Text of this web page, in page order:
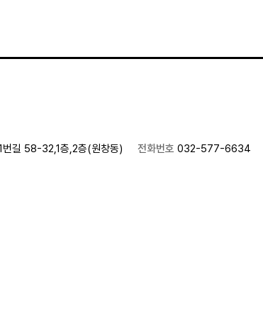
번길 58-32,1층,2층(원창동) 전화번호 032-577-6634